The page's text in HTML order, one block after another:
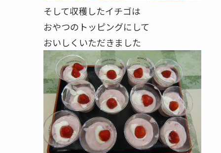
そして収穫したイチゴは
おやつのトッピングにして
おいしくいただきました